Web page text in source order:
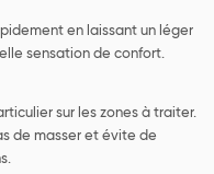
en laissant un léger
sensation de confort.
sur les zones à traiter.
de masser et évite de